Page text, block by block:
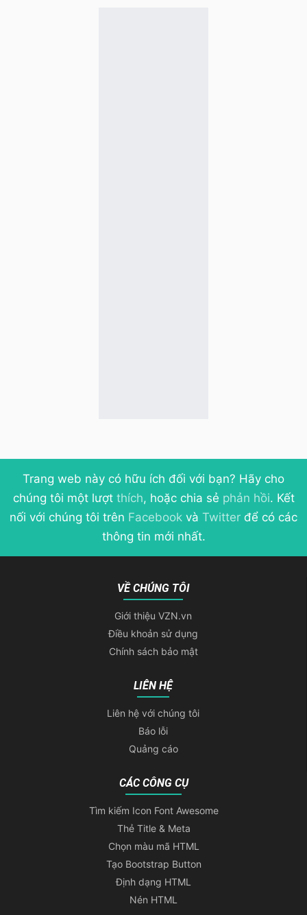
Trang web này có hữu ích đối với bạn? Hãy cho
chúng tôi một lượt thích, hoặc chia sẻ phản hồi. Kết
nối với chúng tôi trên Facebook và Twitter để có các
thông tin mới nhất.
VỀ CHÚNG TÔI
Giới thiệu VZN.vn
Điều khoản sử dụng
Chính sách bảo mật
LIÊN HỆ
Liên hệ với chúng tôi
Báo lỗi
Quảng cáo
CÁC CÔNG CỤ
Tìm kiếm Icon Font Awesome
Thẻ Title & Meta
Chọn màu mã HTML
Tạo Bootstrap Button
Định dạng HTML
Nén HTML